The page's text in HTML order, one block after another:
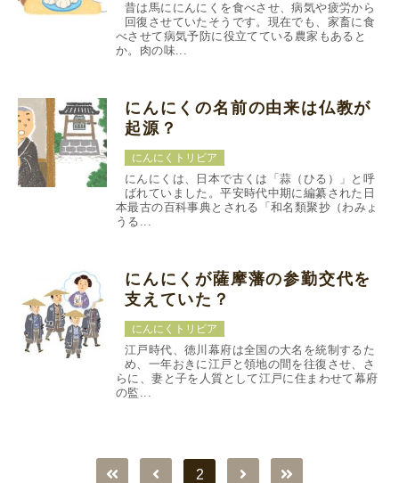
昔は馬ににんにくを食べさせ、病気や疲労から
回復させていたそうです。現在でも、家畜に食
べさせて病気予防に役立てている農家もあると
か。肉の味...
にんにくの名前の由来は仏教が
起源？
にんにくトリビア
にんにくは、日本で古くは「蒜（ひる）」と呼
ばれていました。平安時代中期に編纂された日
本最古の百科事典とされる「和名類聚抄（わみょ
うる...
にんにくが薩摩藩の参勤交代を
支えていた？
にんにくトリビア
江戸時代、徳川幕府は全国の大名を統制するた
め、一年おきに江戸と領地の間を往復させ、さ
らに、妻と子を人質として江戸に住まわせて幕府
の監...
2